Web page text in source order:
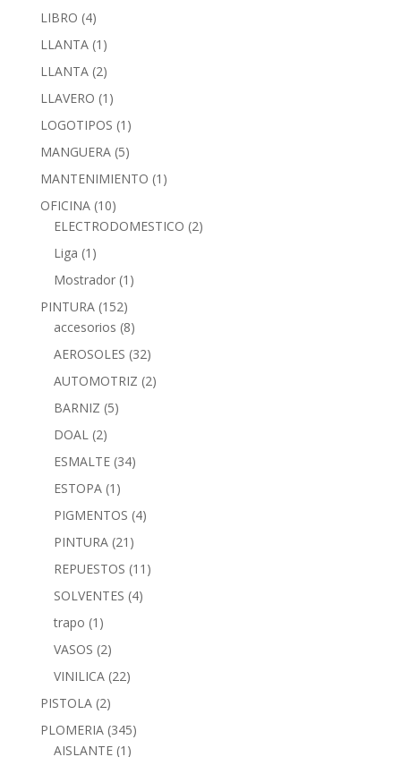
LIBRO (4)
LLANTA (1)
LLANTA (2)
LLAVERO (1)
LOGOTIPOS (1)
MANGUERA (5)
MANTENIMIENTO (1)
OFICINA (10)
ELECTRODOMESTICO (2)
Liga (1)
Mostrador (1)
PINTURA (152)
accesorios (8)
AEROSOLES (32)
AUTOMOTRIZ (2)
BARNIZ (5)
DOAL (2)
ESMALTE (34)
ESTOPA (1)
PIGMENTOS (4)
PINTURA (21)
REPUESTOS (11)
SOLVENTES (4)
trapo (1)
VASOS (2)
VINILICA (22)
PISTOLA (2)
PLOMERIA (345)
AISLANTE (1)